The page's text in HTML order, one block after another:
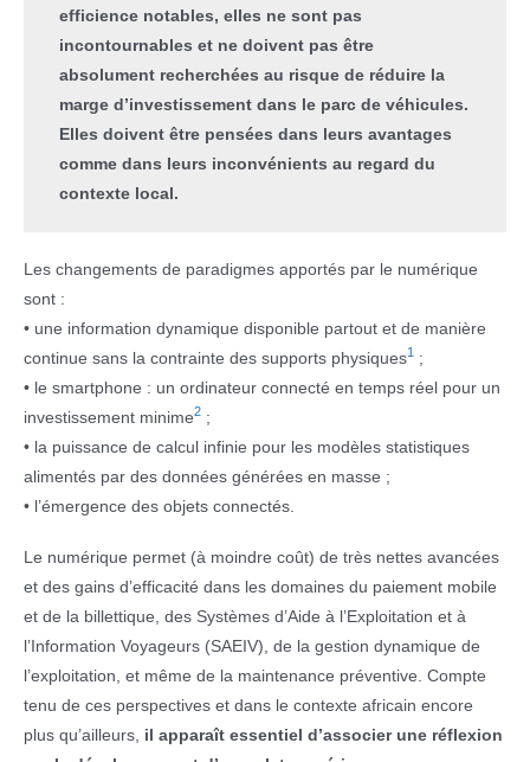
efficience notables, elles ne sont pas
incontournables et ne doivent pas être
absolument recherchées au risque de réduire la
marge d’investissement dans le parc de véhicules.
Elles doivent être pensées dans leurs avantages
comme dans leurs inconvénients au regard du
contexte local.
Les changements de paradigmes apportés par le numérique
sont :
• une information dynamique disponible partout et de manière
continue sans la contrainte des supports physiques1
;
• le smartphone : un ordinateur connecté en temps réel pour un
investissement minime2 ;
• la puissance de calcul infinie pour les modèles statistiques
alimentés par des données générées en masse ;
• l’émergence des objets connectés.
Le numérique permet (à moindre coût) de très nettes avancées
et des gains d’efficacité dans les domaines du paiement mobile
et de la billettique, des Systèmes d’Aide à l’Exploitation et à
l’Information Voyageurs (SAEIV), de la gestion dynamique de
l’exploitation, et même de la maintenance préventive. Compte
tenu de ces perspectives et dans le contexte africain encore
plus qu’ailleurs, il apparaît essentiel d’associer une réflexion